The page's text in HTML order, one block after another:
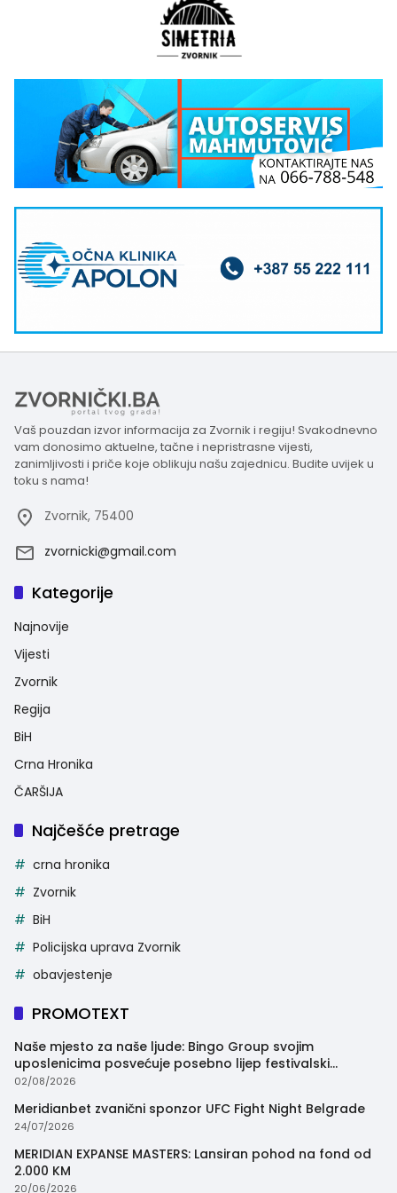
Vaš pouzdan izvor informacija za Zvornik i regiju! Svakodnevno
vam donosimo aktuelne, tačne i nepristrasne vijesti,
zanimljivosti i priče koje oblikuju našu zajednicu. Budite uvijek u
toku s nama!
Zvornik, 75400
zvornicki@gmail.com
Kategorije
Najnovije
Vijesti
Zvornik
Regija
BiH
Crna Hronika
ČARŠIJA
Najčešće pretrage
crna hronika
Zvornik
BiH
Policijska uprava Zvornik
obavjestenje
PROMOTEXT
Naše mjesto za naše ljude: Bingo Group svojim
uposlenicima posvećuje posebno lijep festivalski
trenutak
02/08/2026
Meridianbet zvanični sponzor UFC Fight Night Belgrade
24/07/2026
MERIDIAN EXPANSE MASTERS: Lansiran pohod na fond od
2.000 KM
20/06/2026